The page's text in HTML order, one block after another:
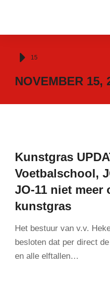
Je bent hier:
15
NOVEMBER 15,
Kunstgras
Voetbalschool,
JO-11 niet meer
kunstgras
Het bestuur van v.v.
besloten dat per direct
en alle elftallen…